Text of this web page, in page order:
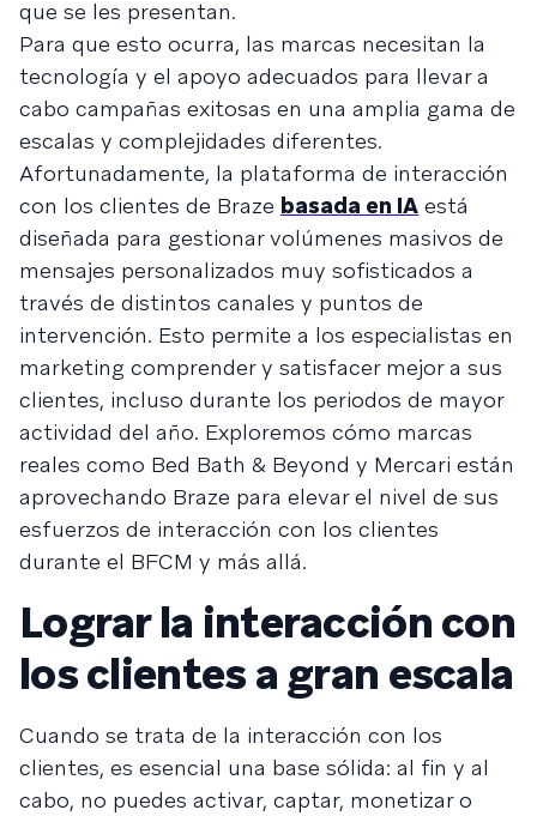
que se les presentan.
Para que esto ocurra, las marcas necesitan la
tecnología y el apoyo adecuados para llevar a
cabo campañas exitosas en una amplia gama de
escalas y complejidades diferentes.
Afortunadamente, la plataforma de interacción
con los clientes de Braze basada en IA está
diseñada para gestionar volúmenes masivos de
mensajes personalizados muy sofisticados a
través de distintos canales y puntos de
intervención. Esto permite a los especialistas en
marketing comprender y satisfacer mejor a sus
clientes, incluso durante los periodos de mayor
actividad del año. Exploremos cómo marcas
reales como Bed Bath & Beyond y Mercari están
aprovechando Braze para elevar el nivel de sus
esfuerzos de interacción con los clientes
durante el BFCM y más allá.
Lograr la interacción con
los clientes a gran escala
Cuando se trata de la interacción con los
clientes, es esencial una base sólida: al fin y al
cabo, no puedes activar, captar, monetizar o